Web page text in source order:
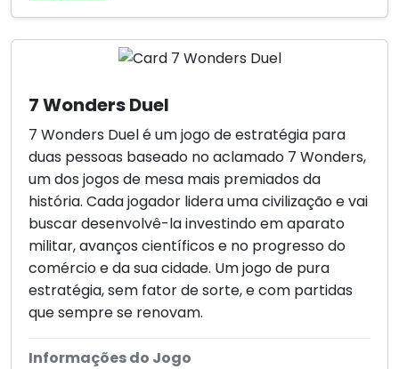
7 Wonders Duel
7 Wonders Duel é um jogo de estratégia para
duas pessoas baseado no aclamado 7 Wonders,
um dos jogos de mesa mais premiados da
história. Cada jogador lidera uma civilização e vai
buscar desenvolvê-la investindo em aparato
militar, avanços científicos e no progresso do
comércio e da sua cidade. Um jogo de pura
estratégia, sem fator de sorte, e com partidas
que sempre se renovam.
Informações do Jogo